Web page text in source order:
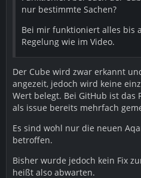
nur bestimmte Sachen?
Bei mir funktioniert alles bis
Regelung wie im Video.
Der Cube wird zwar erkannt
angezeit, jedoch wird keine
Wert belegt. Bei GitHub ist das
als issue bereits mehrfach
Es sind wohl nur die neuen
betroffen.
Bisher wurde jedoch kein Fix
heißt also abwarten.